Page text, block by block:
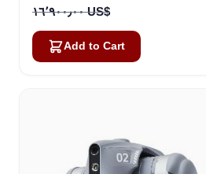
١٦٬٩٠٠٫٠٠ US$
Add to Cart